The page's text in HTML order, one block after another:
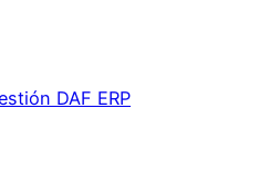
DAF ERP